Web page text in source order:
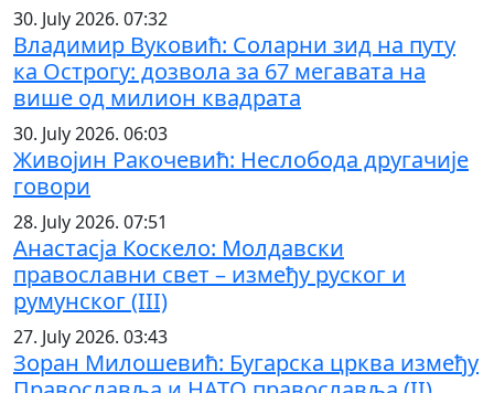
30. July 2026. 07:32
Владимир Вуковић: Соларни зид на путу
ка Острогу: дозвола за 67 мегавата на
више од милион квадрата
30. July 2026. 06:03
Живојин Ракочевић: Неслобода другачије
говори
28. July 2026. 07:51
Анастасја Коскело: Молдавски
православни свет – између руског и
румунског (III)
27. July 2026. 03:43
Зоран Милошевић: Бугарска црква између